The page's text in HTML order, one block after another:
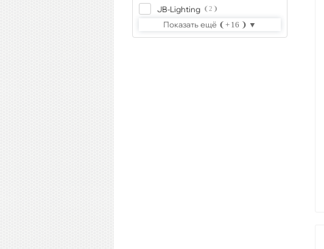
JB-Lighting 2
Показать ещё 16